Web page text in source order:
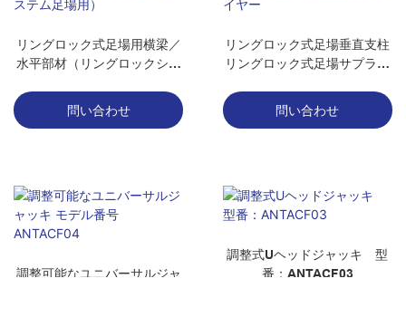
リングロック式足場用横梁／
水平部材（リングロックシス
問い合わせ
リングロック式足場垂直支柱
リングロック式足場サプライ
問い合わせ
調整可能なユニバーサルジャ
調整式Uヘッドジャッキ 型
番：ANTACF03